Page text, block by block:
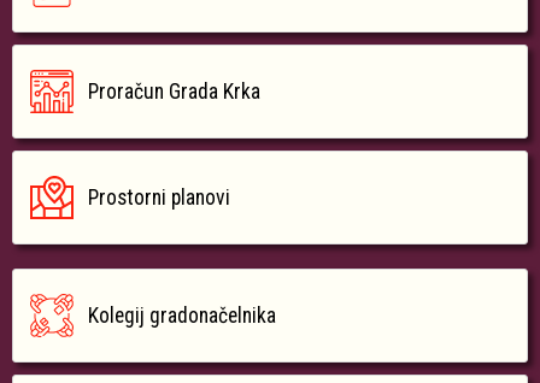
Proračun Grada Krka
Prostorni planovi
Kolegij gradonačelnika